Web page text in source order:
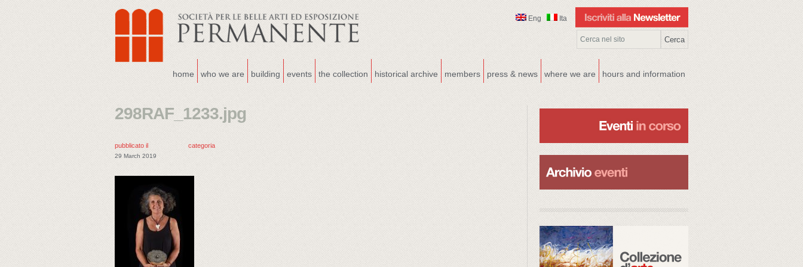
Eng Ita
home who we are building events the collection historical archive members press & news where we are hours and information
298RAF_1233.jpg
pubblicato il
29 March 2019
categoria